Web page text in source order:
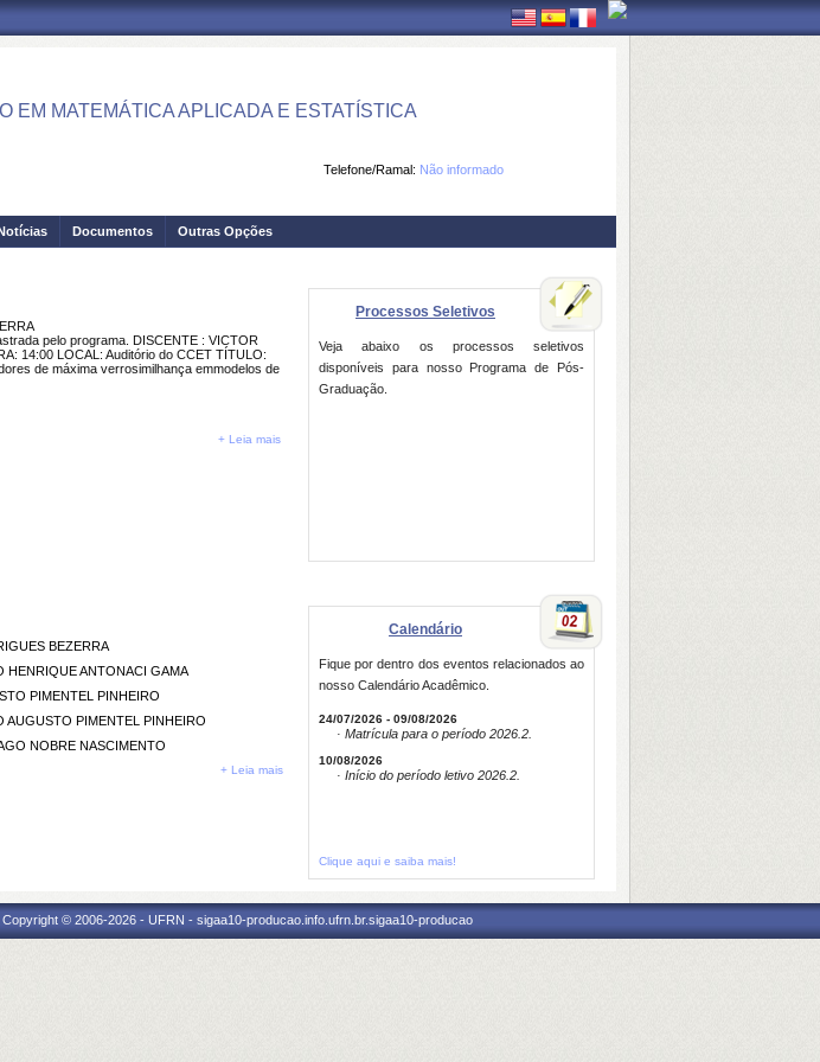
EM MATEMÁTICA APLICADA E ESTATÍSTICA
Telefone/Ramal: Não informado
Documentos Outras Opções
pelo programa. DISCENTE : VICTOR
14:00 LOCAL: Auditório do CCET TÍTULO:
de máxima verrosimilhança emmodelos de
+ Leia mais
BEZERRA
HENRIQUE ANTONACI GAMA
PIMENTEL PINHEIRO
AUGUSTO PIMENTEL PINHEIRO
NOBRE NASCIMENTO
+ Leia mais
Processos Seletivos
Veja abaixo os processos seletivos
disponíveis para nosso Programa de Pós-
Graduação.
Calendário
Fique por dentro dos eventos relacionados ao
nosso Calendário Acadêmico.
24/07/2026 - 09/08/2026
· Matrícula para o período 2026.2.
10/08/2026
· Início do período letivo 2026.2.
Clique aqui e saiba mais!
© 2006-2026 - UFRN - sigaa10-producao.info.ufrn.br.sigaa10-producao